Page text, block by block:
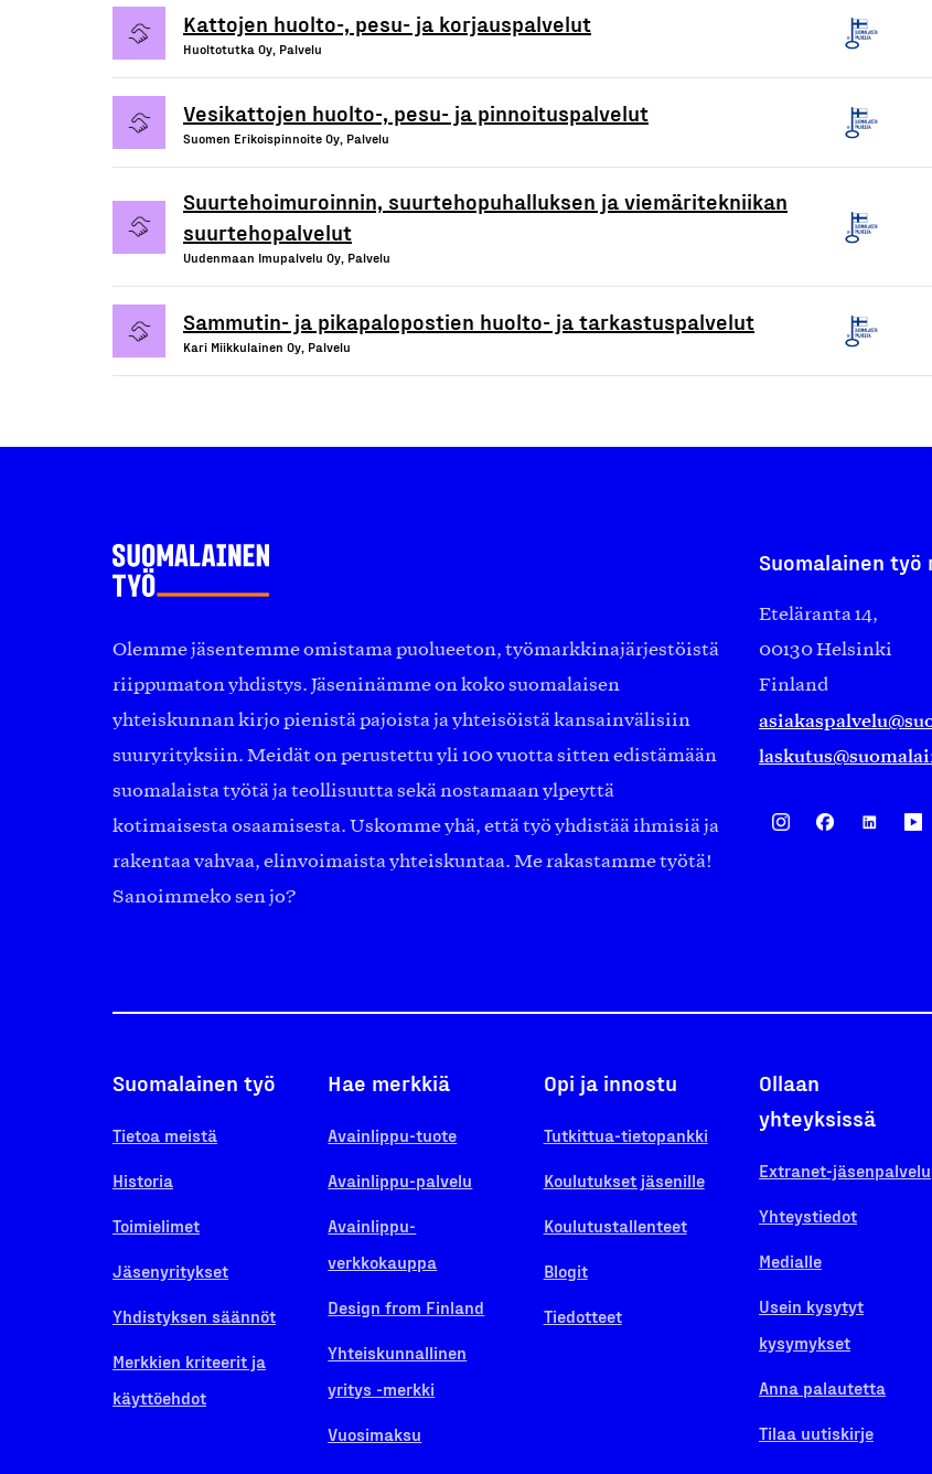
Kattojen huolto-, pesu- ja korjauspalvelut
Huoltotutka Oy, Palvelu
Vesikattojen huolto-, pesu- ja pinnoituspalvelut
Suomen Erikoispinnoite Oy, Palvelu
Suurtehoimuroinnin, suurtehopuhalluksen ja viemäritekniikan
suurtehopalvelut
Uudenmaan Imupalvelu Oy, Palvelu
Sammutin- ja pikapalopostien huolto- ja tarkastuspalvelut
Kari Miikkulainen Oy, Palvelu
Olemme jäsentemme omistama puolueeton, työmarkkinajärjestöistä
riippumaton yhdistys. Jäseninämme on koko suomalaisen
yhteiskunnan kirjo pienistä pajoista ja yhteisöistä kansainvälisiin
suuryrityksiin. Meidät on perustettu yli 100 vuotta sitten edistämään
suomalaista työtä ja teollisuutta sekä nostamaan ylpeyttä
kotimaisesta osaamisesta. Uskomme yhä, että työ yhdistää ihmisiä ja
rakentaa vahvaa, elinvoimaista yhteiskuntaa. Me rakastamme työtä!
Sanoimmeko sen jo?
Suomalainen työ
Eteläranta 14,
00130 Helsinki
Finland
Suomalainen työ
Tietoa meistä
Historia
Toimielimet
Jäsenyritykset
Yhdistyksen säännöt
Merkkien kriteerit ja
käyttöehdot
Hae merkkiä
Avainlippu-tuote
Avainlippu-palvelu
Avainlippu-
verkkokauppa
Design from Finland
Yhteiskunnallinen
yritys -merkki
Vuosimaksu
Opi ja innostu
Tutkittua-tietopankki
Koulutukset jäsenille
Koulutustallenteet
Blogit
Tiedotteet
Ollaan
yhteyksissä
Extranet-jäsenpalvelu
Yhteystiedot
Medialle
Usein kysytyt
kysymykset
Anna palautetta
Tilaa uutiskirje